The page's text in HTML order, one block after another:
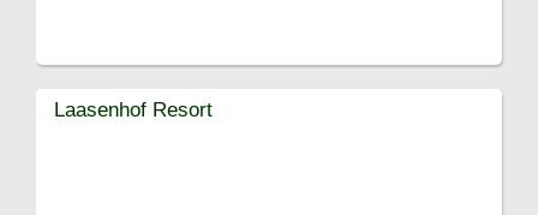
Laasenhof Resort